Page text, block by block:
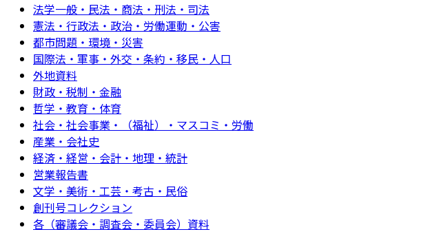
法学一般・民法・商法・刑法・司法
憲法・行政法・政治・労働運動・公害
都市問題・環境・災害
国際法・軍事・外交・条約・移民・人口
外地資料
財政・税制・金融
哲学・教育・体育
社会・社会事業・（福祉）・マスコミ・労働
産業・会社史
経済・経営・会計・地理・統計
営業報告書
文学・美術・工芸・考古・民俗
創刊号コレクション
各（審議会・調査会・委員会）資料